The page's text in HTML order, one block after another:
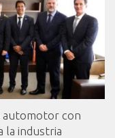
automotor con
la industria